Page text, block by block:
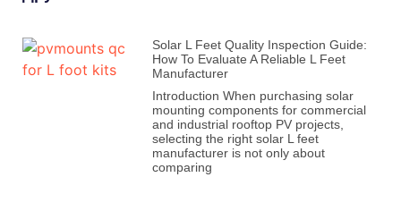
Solar L Feet Quality Inspection Guide:
How To Evaluate A Reliable L Feet
Manufacturer
Introduction When purchasing solar
mounting components for commercial
and industrial rooftop PV projects,
selecting the right solar L feet
manufacturer is not only about
comparing